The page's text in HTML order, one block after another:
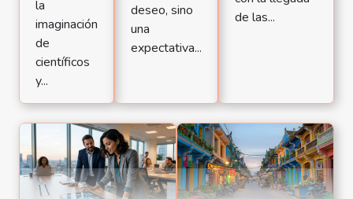
la
imaginación
de
científicos
y...
deseo, sino
una
expectativa...
de las...